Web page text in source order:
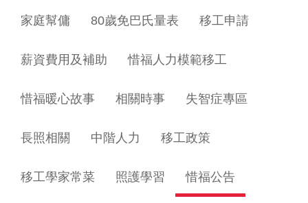
家庭幫傭 80歲免巴氏量表 移工申請
薪資費用及補助 惜福人力模範移工
惜福暖心故事 相關時事 失智症專區
長照相關 中階人力 移工政策
移工學家常菜 照護學習 惜福公告